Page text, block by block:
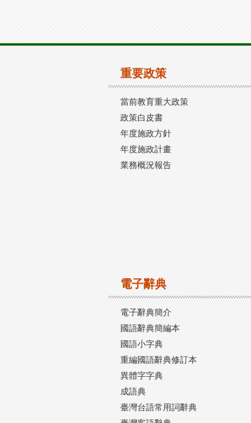
重要政策
當前教育重大政策
政策白皮書
年度施政方針
年度施政計畫
業務概況報告
電子辭典
電子辭典簡介
國語辭典簡編本
國語小字典
重編國語辭典修訂本
異體字字典
成語典
臺灣台語常用詞辭典